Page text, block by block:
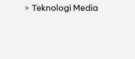
> Teknologi Media